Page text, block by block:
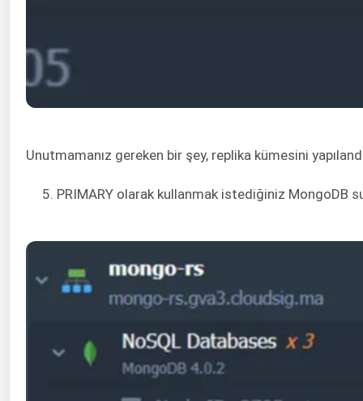
Unutmamanız gereken bir şey, replika kümesini
5. PRIMARY olarak kullanmak istediğiniz MongoDB